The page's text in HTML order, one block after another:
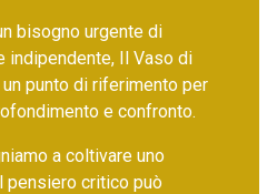
bisogno urgente di
indipendente, Il Vaso di
punto di riferimento per
e confronto.
a coltivare uno
pensiero critico può